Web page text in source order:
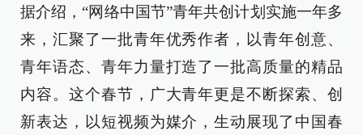
据介绍，“网络中国节”青年共创计划实施一年多
来，汇聚了一批青年优秀作者，以青年创意、
青年语态、青年力量打造了一批高质量的精品
内容。这个春节，广大青年更是不断探索、创
新表达，以短视频为媒介，生动展现了中国春